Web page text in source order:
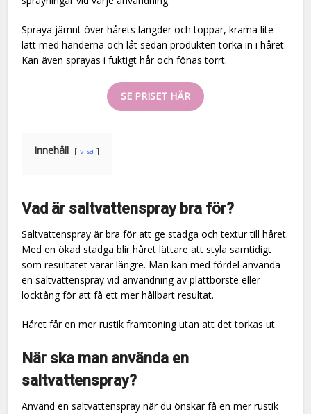
Spraya jämnt över hårets längder och toppar, krama lite
lätt med händerna och låt sedan produkten torka in i håret.
Kan även sprayas i fuktigt hår och fönas torrt.
SE PRISET HÄR
Innehåll visa
Vad är saltvattenspray bra för?
Saltvattenspray är bra för att ge stadga och textur till håret.
Med en ökad stadga blir håret lättare att styla samtidigt
som resultatet varar längre. Man kan med fördel använda
en saltvattenspray vid användning av plattborste eller
locktång för att få ett mer hållbart resultat.
Håret får en mer rustik framtoning utan att det torkas ut.
När ska man använda en
saltvattenspray?
Använd en saltvattenspray när du önskar få en mer rustik